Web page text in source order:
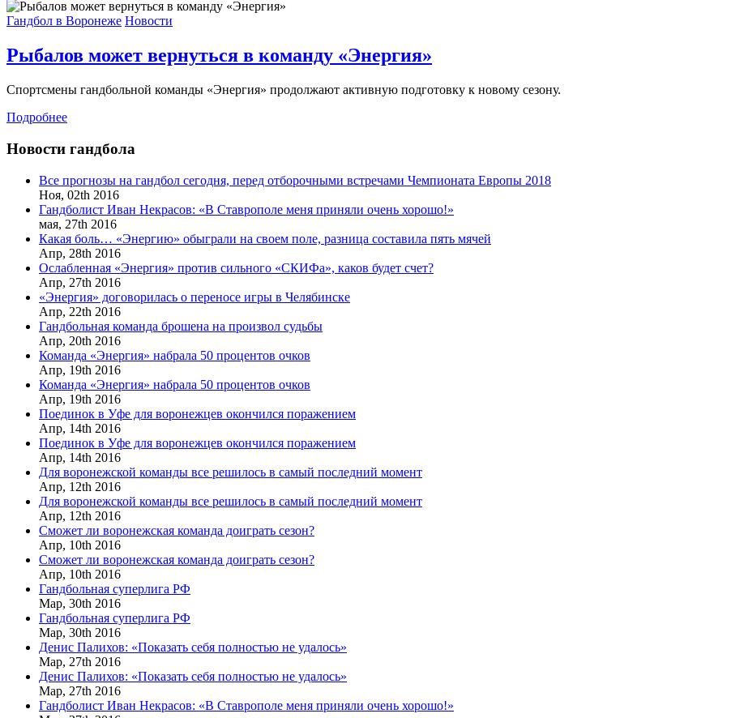
Гандбол в Воронеже Новости
Рыбалов может вернуться в команду «Энергия»
Спортсмены гандбольной команды «Энергия» продолжают активную подготовку к новому сезону.
Подробнее
Новости гандбола
Все прогнозы на гандбол сегодня, перед отборочными встречами Чемпионата Европы 2018
Ноя, 02th 2016
Гандболист Иван Некрасов: «В Ставрополе меня приняли очень хорошо!»
мая, 27th 2016
Какая боль… «Энергию» обыграли на своем поле, разница составила пять мячей
Апр, 28th 2016
Ослабленная «Энергия» против сильного «СКИФа», каков будет счет?
Апр, 27th 2016
«Энергия» договорилась о переносе игры в Челябинске
Апр, 22th 2016
Гандбольная команда брошена на произвол судьбы
Апр, 20th 2016
Команда «Энергия» набрала 50 процентов очков
Апр, 19th 2016
Команда «Энергия» набрала 50 процентов очков
Апр, 19th 2016
Поединок в Уфе для воронежцев окончился поражением
Апр, 14th 2016
Поединок в Уфе для воронежцев окончился поражением
Апр, 14th 2016
Для воронежской команды все решилось в самый последний момент
Апр, 12th 2016
Для воронежской команды все решилось в самый последний момент
Апр, 12th 2016
Сможет ли воронежская команда доиграть сезон?
Апр, 10th 2016
Сможет ли воронежская команда доиграть сезон?
Апр, 10th 2016
Гандбольная суперлига РФ
Мар, 30th 2016
Гандбольная суперлига РФ
Мар, 30th 2016
Денис Палихов: «Показать себя полностью не удалось»
Мар, 27th 2016
Денис Палихов: «Показать себя полностью не удалось»
Мар, 27th 2016
Гандболист Иван Некрасов: «В Ставрополе меня приняли очень хорошо!»